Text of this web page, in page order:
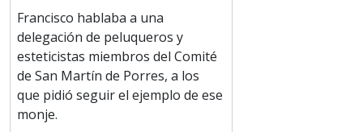
Francisco hablaba a una
delegación de peluqueros y
esteticistas miembros del Comité
de San Martín de Porres, a los
que pidió seguir el ejemplo de ese
monje.